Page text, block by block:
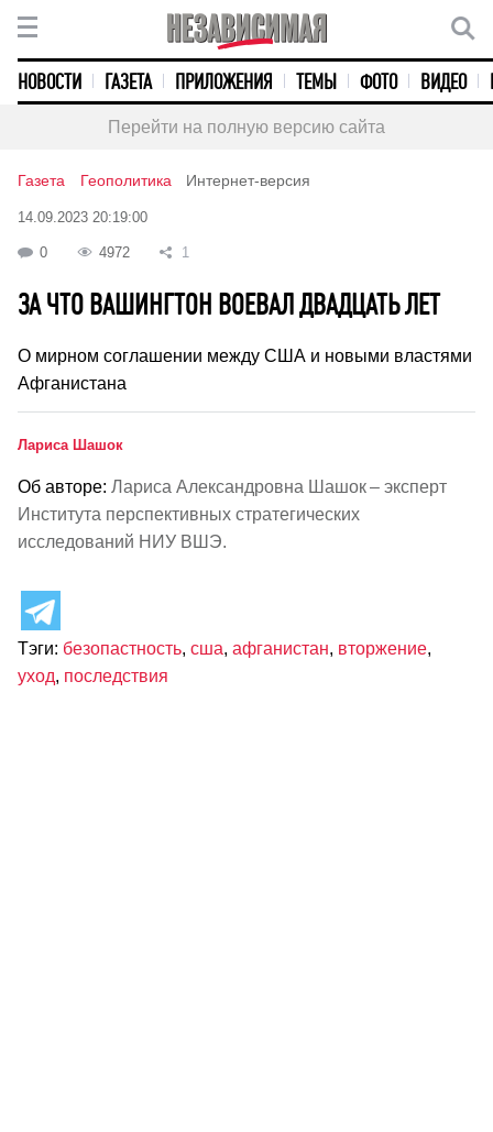
НОВОСТИ ГАЗЕТА ПРИЛОЖЕНИЯ ТЕМЫ ФОТО ВИДЕО
Перейти на полную версию сайта
Газета Геополитика Интернет-версия
14.09.2023 20:19:00
0 4972 1
ЗА ЧТО ВАШИНГТОН ВОЕВАЛ ДВАДЦАТЬ ЛЕТ
О мирном соглашении между США и новыми властями
Афганистана
Лариса Шашок
Об авторе: Лариса Александровна Шашок – эксперт
Института перспективных стратегических
исследований НИУ ВШЭ.
Тэги: безопастность, сша, афганистан, вторжение,
уход, последствия